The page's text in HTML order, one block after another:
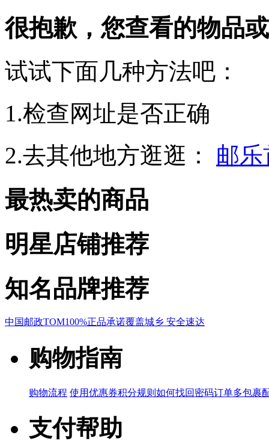
很抱歉，您查看的物品
试试下面几种方法吧：
1.检查网址是否正确
2.去其他地方逛逛：
邮
最热卖的商品
明星店铺推荐
知名品牌推荐
中国邮政TOM100%正品承诺覆盖城乡 安全速达
购物指南
购物流程 使用优惠券积分规则 如何找回密码订单多包裹
支付帮助